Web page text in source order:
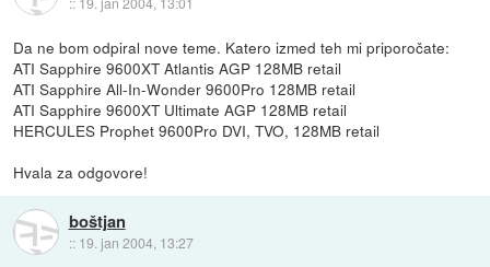
Da ne bom odpiral nove teme. Katero izmed teh mi priporočate:
ATI Sapphire 9600XT Atlantis AGP 128MB retail
ATI Sapphire All-In-Wonder 9600Pro 128MB retail
ATI Sapphire 9600XT Ultimate AGP 128MB retail
HERCULES Prophet 9600Pro DVI, TVO, 128MB retail
Hvala za odgovore!
boštjan
:: 19. jan 2004, 13:27